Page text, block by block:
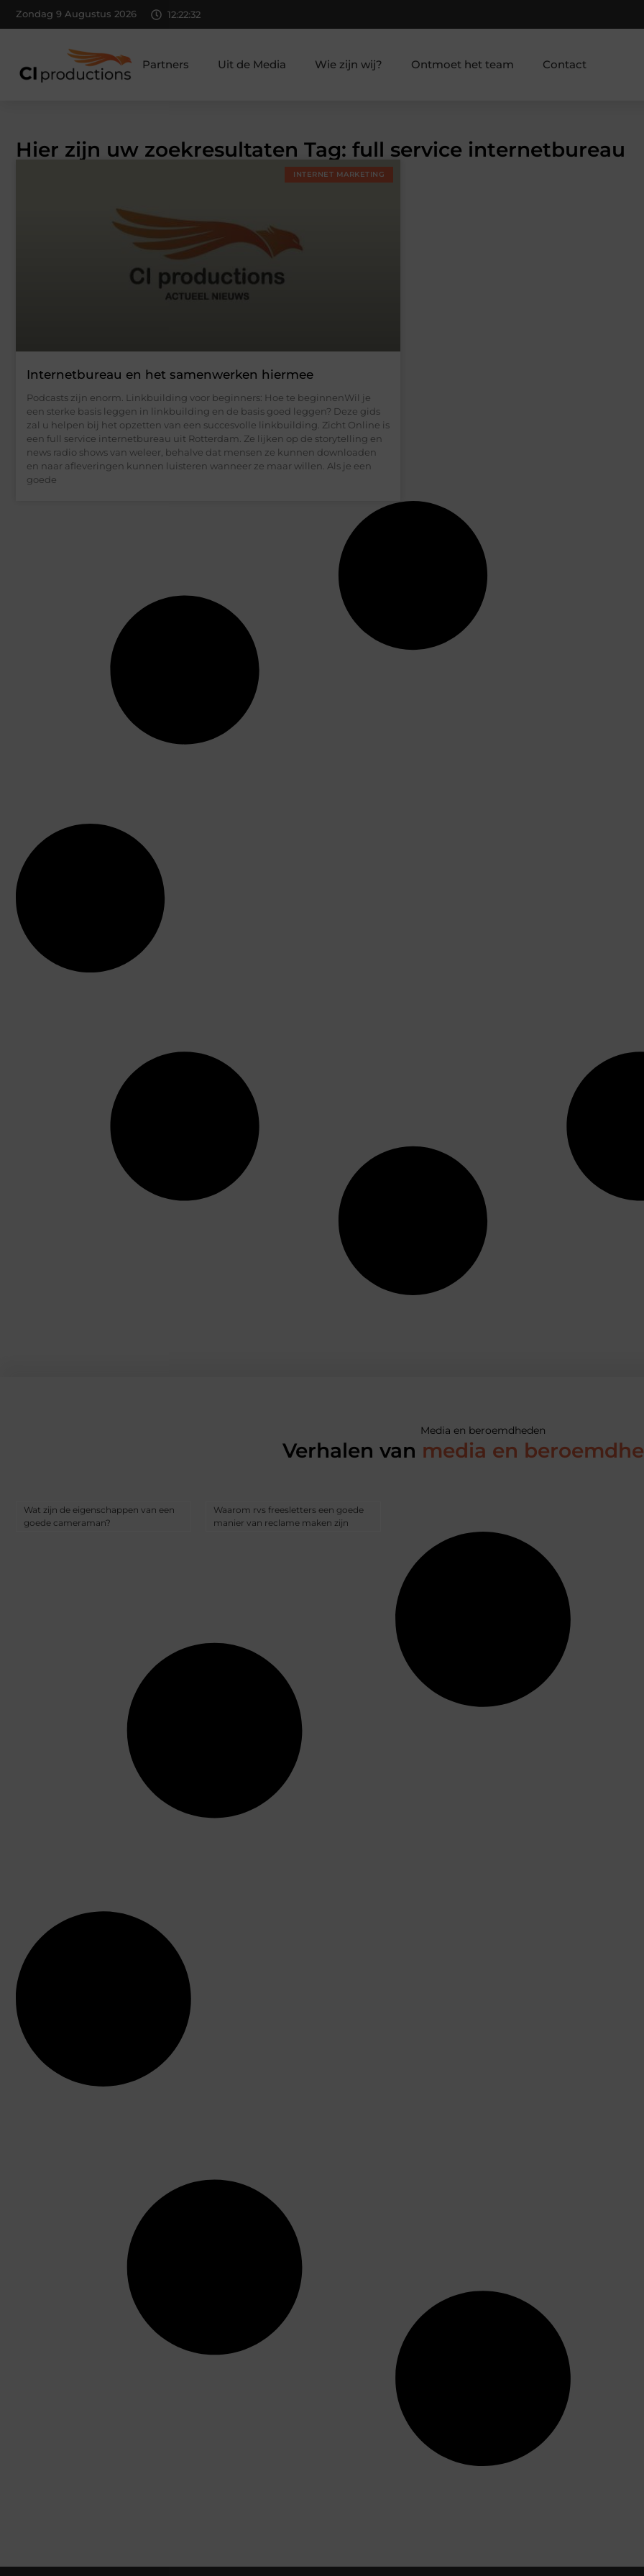
Zondag 9 Augustus 2026 12:22:33
Partners Uit de Media Wie zijn wij? Ontmoet het team Contact
Hier zijn uw zoekresultaten Tag: full service internetbureau
INTERNET MARKETING
Internetbureau en het samenwerken hiermee
Podcasts zijn enorm. Linkbuilding voor beginners: Hoe te beginnenWil je
een sterke basis leggen in linkbuilding en de basis goed leggen? Deze gids
zal u helpen bij het opzetten van een succesvolle linkbuilding. Zicht Online is
een full service internetbureau uit Rotterdam. Ze lijken op de storytelling en
news radio shows van weleer, behalve dat mensen ze kunnen downloaden
en naar afleveringen kunnen luisteren wanneer ze maar willen. Als je een
goede
Media en beroemdheden
Verhalen van media en
Wat zijn de eigenschappen van een
goede cameraman?
Waarom rvs freesletters een goede
manier van reclame maken zijn